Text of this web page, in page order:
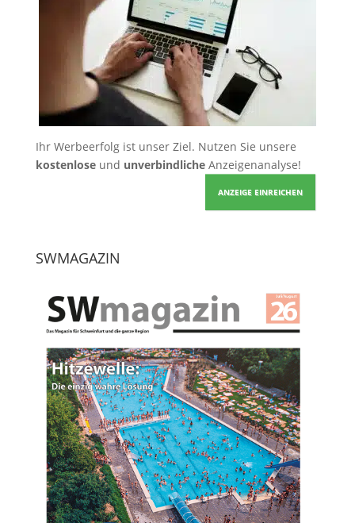
Ihr Werbeerfolg ist unser Ziel. Nutzen Sie unsere
kostenloseund unverbindlicheAnzeigenanalyse!
ANZEIGE EINREICHEN
SWMAGAZIN